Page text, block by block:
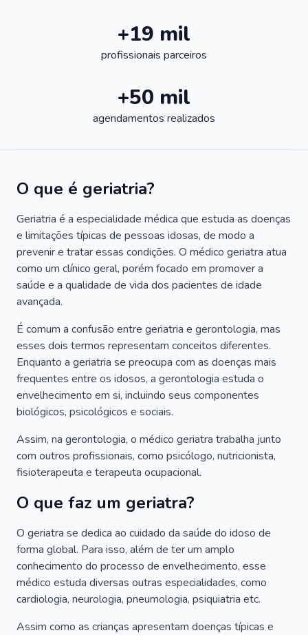
+19 mil
profissionais parceiros
+50 mil
agendamentos realizados
O que é geriatria?
Geriatria é a especialidade médica que estuda as doenças
e limitações típicas de pessoas idosas, de modo a
prevenir e tratar essas condições. O médico geriatra atua
como um clínico geral, porém focado em promover a
saúde e a qualidade de vida dos pacientes de idade
avançada.
É comum a confusão entre geriatria e gerontologia, mas
esses dois termos representam conceitos diferentes.
Enquanto a geriatria se preocupa com as doenças mais
frequentes entre os idosos, a gerontologia estuda o
envelhecimento em si, incluindo seus componentes
biológicos, psicológicos e sociais.
Assim, na gerontologia, o médico geriatra trabalha junto
com outros profissionais, como psicólogo, nutricionista,
fisioterapeuta e terapeuta ocupacional.
O que faz um geriatra?
O geriatra se dedica ao cuidado da saúde do idoso de
forma global. Para isso, além de ter um amplo
conhecimento do processo de envelhecimento, esse
médico estuda diversas outras especialidades, como
cardiologia, neurologia, pneumologia, psiquiatria etc.
Assim como as crianças apresentam doenças típicas e